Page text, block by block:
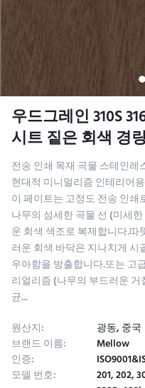
우드그레인 310S
시트 짙은 회색 경
전송 인쇄 목재 곡물 스테인레
현대적 미니멀리즘 인테리어
이 페이트는 고정도 전송 인
나무의 섬세한 곡물 선 (미세
운 회색 색조로 복제합니다.
러운 회색 바닥은 지나치게
우아함을 방출합니다.또는 고
리얼리즘 (나무의 부드러운
균...
원산지:
광동, 중국
브랜드 이름: Mellow
인증:
모델 번호: 201, 202,